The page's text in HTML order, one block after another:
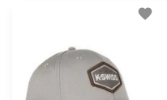
favorite